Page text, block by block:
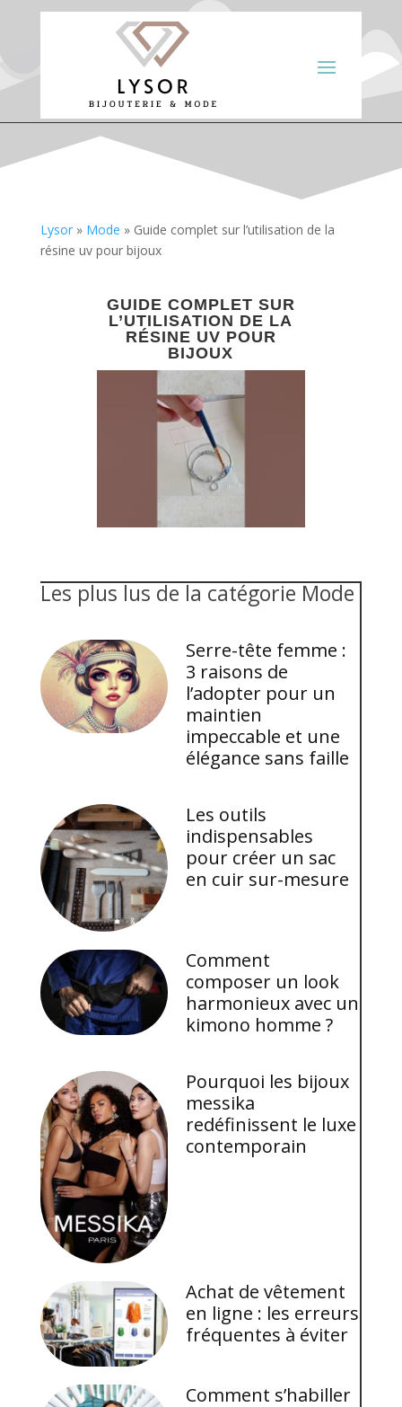
Lysor» Mode » Guide complet sur l’utilisation de la
résine uv pour bijoux
GUIDE COMPLET SUR
L’UTILISATION DE LA
RÉSINE UV POUR
BIJOUX
Les plus lus de la catégorie Mode
Serre-tête femme :
3 raisons de
l’adopter pour un
maintien
impeccable et une
élégance sans faille
Les outils
indispensables
pour créer un sac
en cuir sur-mesure
Comment
composer un look
harmonieux avec un
kimono homme ?
Pourquoi les bijoux
messika
redéfinissent le luxe
contemporain
Achat de vêtement
en ligne : les erreurs
fréquentes à éviter
Comment s’habiller